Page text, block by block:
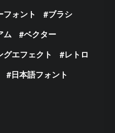
フォント
ブラシ
ム
ベクター
グエフェクト
レトロ
日本語フォント